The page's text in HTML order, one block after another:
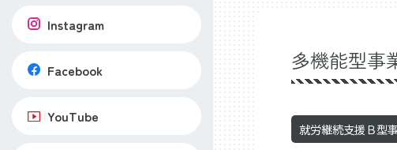
Instagram
Facebook
YouTube
多機能型事
就労継続支援Ｂ型